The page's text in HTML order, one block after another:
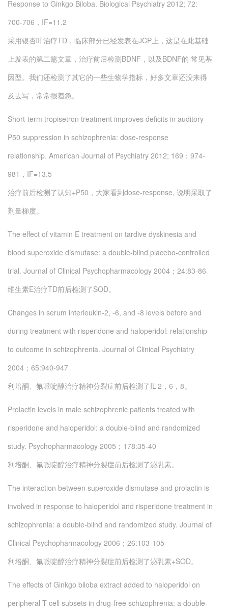
Response to Ginkgo Biloba. Biological Psychiatry 2012; 72:
700-706，IF=11.2
采用银杏叶治疗TD，临床部分已经发表在JCP上，这是在此基础
上发表的第二篇文章，治疗前后检测BDNF，以及BDNF的 常见基
因型。我们还检测了其它的一些生物学指标，好多文章还没来得
及去写，常常很着急。
Short-term tropisetron treatment improves deficits in auditory
P50 suppression in schizophrenia: dose-response
relationship. American Journal of Psychiatry 2012; 169：974-
981，IF=13.5
治疗前后检测了认知+P50，大家看到dose-response, 说明采取了
剂量梯度。
The effect of vitamin E treatment on tardive dyskinesia and
blood superoxide dismutase: a double-blind placebo-controlled
trial. Journal of Clinical Psychopharmacology 2004；24:83-86
维生素E治疗TD前后检测了SOD。
Changes in serum interleukin-2, -6, and -8 levels before and
during treatment with risperidone and haloperidol: relationship
to outcome in schizophrenia. Journal of Clinical Psychiatry
2004；65:940-947
利培酮、氟哌啶醇治疗精神分裂症前后检测了IL-2，6，8。
Prolactin levels in male schizophrenic patients treated with
risperidone and haloperidol: a double-blind and randomized
study. Psychopharmacology 2005；178:35-40
利培酮、氟哌啶醇治疗精神分裂症前后检测了泌乳素。
The interaction between superoxide dismutase and prolactin is
involved in response to haloperidol and risperidone treatment in
schizophrenia: a double-blind and randomized study. Journal of
Clinical Psychopharmacology 2006；26:103-105
利培酮、氟哌啶醇治疗精神分裂症前后检测了泌乳素+SOD。
The effects of Ginkgo biloba extract added to haloperidol on
peripheral T cell subsets in drug-free schizophrenia: a double-